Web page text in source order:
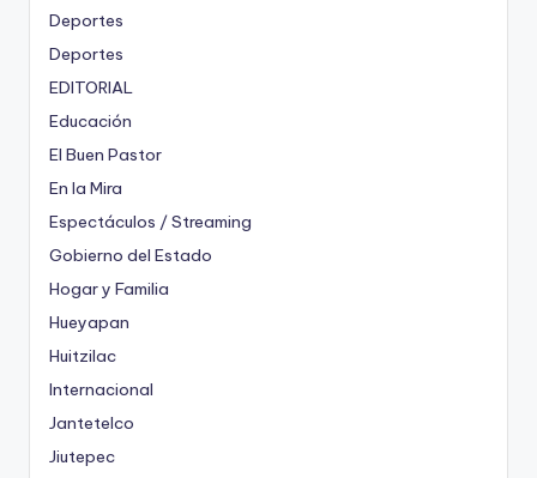
Deportes
Deportes
EDITORIAL
Educación
El Buen Pastor
En la Mira
Espectáculos / Streaming
Gobierno del Estado
Hogar y Familia
Hueyapan
Huitzilac
Internacional
Jantetelco
Jiutepec